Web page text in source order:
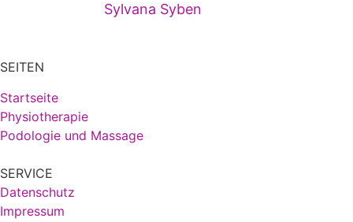
Sylvana Syben
SEITEN
Startseite
Physiotherapie
Podologie und Massage
SERVICE
Datenschutz
Impressum